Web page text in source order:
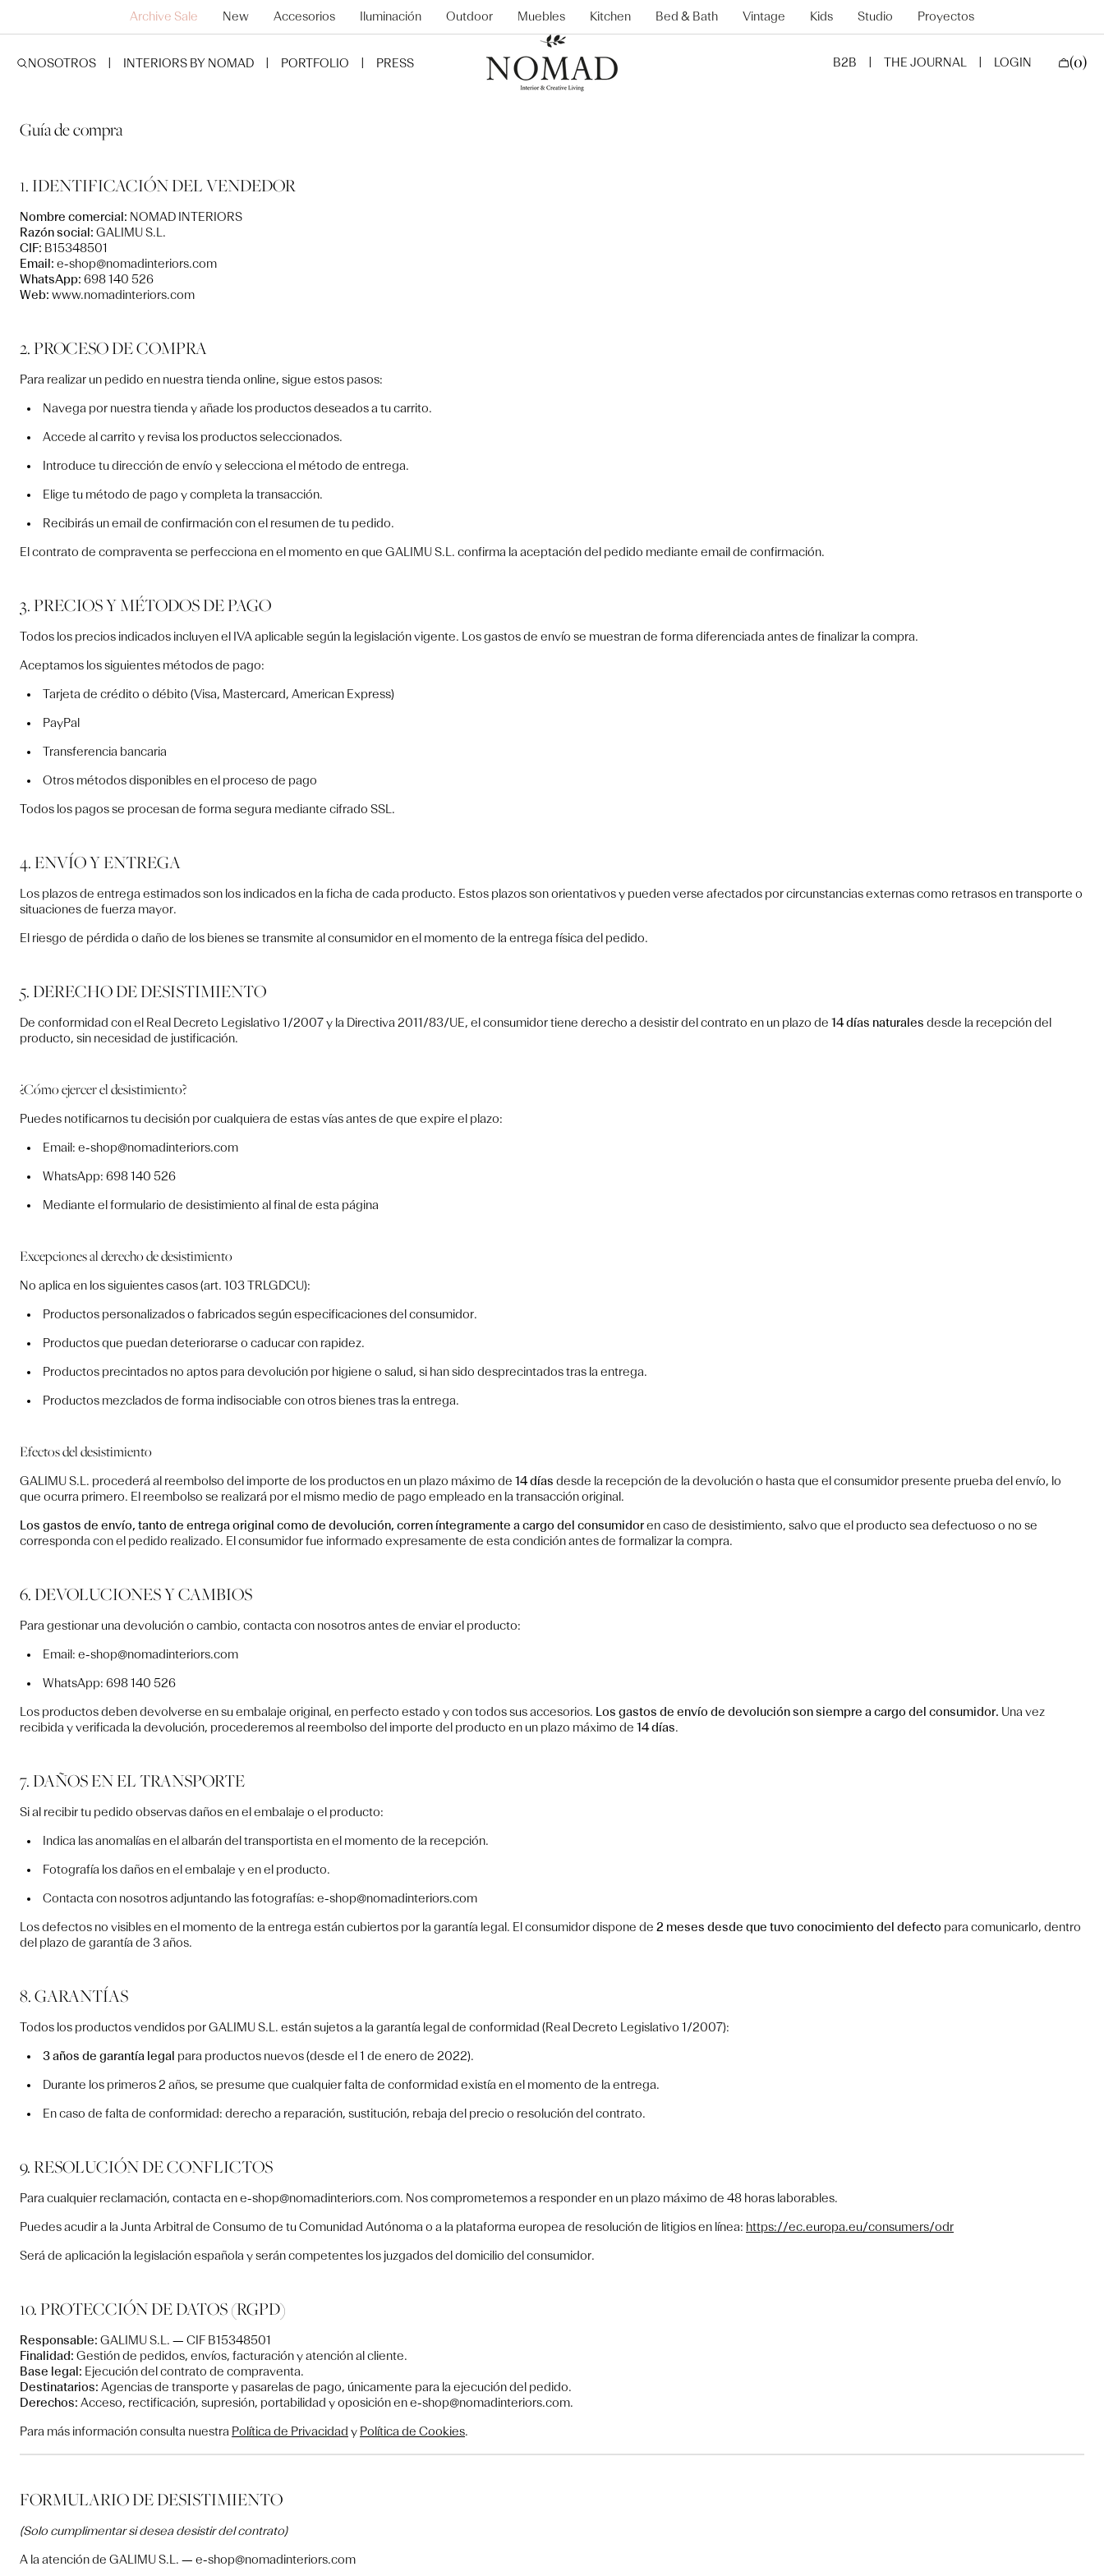
Archive Sale New Accesorios Iluminación Outdoor Muebles Kitchen Bed & Bath Vintage Kids Studio Proyectos
NOSOTROS INTERIORS BY NOMAD PORTFOLIO PRESS B2B THE JOURNAL LOGIN CARRO
(0)
Guía de compra
1. IDENTIFICACIÓN DEL VENDEDOR
Nombre comercial: NOMAD INTERIORS
Razón social: GALIMU S.L.
CIF: B15348501
Email: e-shop@nomadinteriors.com
WhatsApp: 698 140 526
Web: www.nomadinteriors.com
2. PROCESO DE COMPRA
Para realizar un pedido en nuestra tienda online, sigue estos pasos:
Navega por nuestra tienda y añade los productos deseados a tu carrito.
Accede al carrito y revisa los productos seleccionados.
Introduce tu dirección de envío y selecciona el método de entrega.
Elige tu método de pago y completa la transacción.
Recibirás un email de confirmación con el resumen de tu pedido.
El contrato de compraventa se perfecciona en el momento en que GALIMU S.L. confirma la aceptación del pedido mediante email de confirmación.
3. PRECIOS Y MÉTODOS DE PAGO
Todos los precios indicados incluyen el IVA aplicable según la legislación vigente. Los gastos de envío se muestran de forma diferenciada antes de finalizar la compra.
Aceptamos los siguientes métodos de pago:
Tarjeta de crédito o débito (Visa, Mastercard, American Express)
PayPal
Transferencia bancaria
Otros métodos disponibles en el proceso de pago
Todos los pagos se procesan de forma segura mediante cifrado SSL.
4. ENVÍO Y ENTREGA
Los plazos de entrega estimados son los indicados en la ficha de cada producto. Estos plazos son orientativos y pueden verse afectados por circunstancias externas como retrasos en transporte o
situaciones de fuerza mayor.
El riesgo de pérdida o daño de los bienes se transmite al consumidor en el momento de la entrega física del pedido.
5. DERECHO DE DESISTIMIENTO
De conformidad con el Real Decreto Legislativo 1/2007 y la Directiva 2011/83/UE, el consumidor tiene derecho a desistir del contrato en un plazo de 14 días naturales desde la recepción del
producto, sin necesidad de justificación.
¿Cómo ejercer el desistimiento?
Puedes notificarnos tu decisión por cualquiera de estas vías antes de que expire el plazo:
Email: e-shop@nomadinteriors.com
WhatsApp: 698 140 526
Mediante el formulario de desistimiento al final de esta página
Excepciones al derecho de desistimiento
No aplica en los siguientes casos (art. 103 TRLGDCU):
Productos personalizados o fabricados según especificaciones del consumidor.
Productos que puedan deteriorarse o caducar con rapidez.
Productos precintados no aptos para devolución por higiene o salud, si han sido desprecintados tras la entrega.
Productos mezclados de forma indisociable con otros bienes tras la entrega.
Efectos del desistimiento
GALIMU S.L. procederá al reembolso del importe de los productos en un plazo máximo de 14 días desde la recepción de la devolución o hasta que el consumidor presente prueba del envío, lo
que ocurra primero. El reembolso se realizará por el mismo medio de pago empleado en la transacción original.
Los gastos de envío, tanto de entrega original como de devolución, corren íntegramente a cargo del consumidoren caso de desistimiento, salvo que el producto sea defectuoso o no se
corresponda con el pedido realizado. El consumidor fue informado expresamente de esta condición antes de formalizar la compra.
6. DEVOLUCIONES Y CAMBIOS
Para gestionar una devolución o cambio, contacta con nosotros antes de enviar el producto:
Email: e-shop@nomadinteriors.com
WhatsApp: 698 140 526
Los productos deben devolverse en su embalaje original, en perfecto estado y con todos sus accesorios. Los gastos de envío de devolución son siempre a cargo del consumidor. Una vez
recibida y verificada la devolución, procederemos al reembolso del importe del producto en un plazo máximo de 14 días.
7. DAÑOS EN EL TRANSPORTE
Si al recibir tu pedido observas daños en el embalaje o el producto:
Indica las anomalías en el albarán del transportista en el momento de la recepción.
Fotografía los daños en el embalaje y en el producto.
Contacta con nosotros adjuntando las fotografías: e-shop@nomadinteriors.com
Los defectos no visibles en el momento de la entrega están cubiertos por la garantía legal. El consumidor dispone de 2 meses desde que tuvo conocimiento del defecto para comunicarlo, dentro
del plazo de garantía de 3 años.
8. GARANTÍAS
Todos los productos vendidos por GALIMU S.L. están sujetos a la garantía legal de conformidad (Real Decreto Legislativo 1/2007):
3 años de garantía legal para productos nuevos (desde el 1 de enero de 2022).
Durante los primeros 2 años, se presume que cualquier falta de conformidad existía en el momento de la entrega.
En caso de falta de conformidad: derecho a reparación, sustitución, rebaja del precio o resolución del contrato.
9. RESOLUCIÓN DE CONFLICTOS
Para cualquier reclamación, contacta en e-shop@nomadinteriors.com. Nos comprometemos a responder en un plazo máximo de 48 horas laborables.
Puedes acudir a la Junta Arbitral de Consumo de tu Comunidad Autónoma o a la plataforma europea de resolución de litigios en línea: https://ec.europa.eu/consumers/odr
Será de aplicación la legislación española y serán competentes los juzgados del domicilio del consumidor.
10. PROTECCIÓN DE DATOS (RGPD)
Responsable: GALIMU S.L. — CIF B15348501
Finalidad: Gestión de pedidos, envíos, facturación y atención al cliente.
Base legal: Ejecución del contrato de compraventa.
Destinatarios: Agencias de transporte y pasarelas de pago, únicamente para la ejecución del pedido.
Derechos: Acceso, rectificación, supresión, portabilidad y oposición en e-shop@nomadinteriors.com.
Para más información consulta nuestra Política de Privacidad y Política de Cookies.
FORMULARIO DE DESISTIMIENTO
(Solo cumplimentar si desea desistir del contrato)
A la atención de GALIMU S.L. — e-shop@nomadinteriors.com